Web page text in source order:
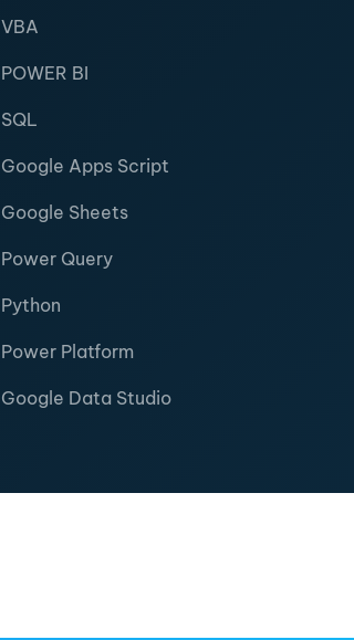
VBA
POWER BI
SQL
Google Apps Script
Google Sheets
Power Query
Python
Power Platform
Google Data Studio